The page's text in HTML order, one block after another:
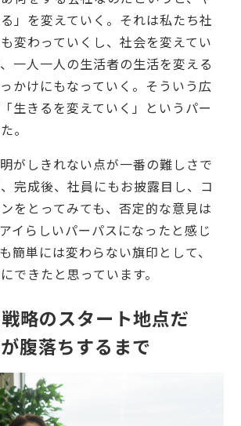
」を変えていく。それは私たち社
変わっていくし、社会を変えてい
一人一人の生活者の生活を変える
かけにもなっていく。そういう広
生きるを変えていく」というパー
。
がしきれない点が一番の難しさで
完成後、社員にもお披露目し、コ
をとってみても、否定的な意見は
イらしいパーパスになったと感じ
簡単には変わらない旗印として、
できたと思っています。
略のスタート地点だ
腹落ちするまで